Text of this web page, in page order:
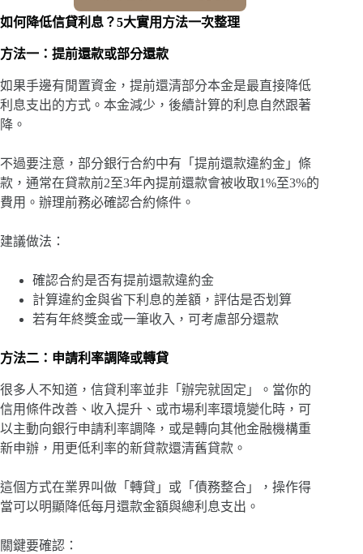
如何降低信貸利息？5大實用方法一次整理
方法一：提前還款或部分還款
如果手邊有閒置資金，提前還清部分本金是最直接降低
利息支出的方式。本金減少，後續計算的利息自然跟著
降。
不過要注意，部分銀行合約中有「提前還款違約金」條
款，通常在貸款前2至3年內提前還款會被收取1%至3%的
費用。辦理前務必確認合約條件。
建議做法：
確認合約是否有提前還款違約金
計算違約金與省下利息的差額，評估是否划算
若有年終獎金或一筆收入，可考慮部分還款
方法二：申請利率調降或轉貸
很多人不知道，信貸利率並非「辦完就固定」。當你的
信用條件改善、收入提升、或市場利率環境變化時，可
以主動向銀行申請利率調降，或是轉向其他金融機構重
新申辦，用更低利率的新貸款還清舊貸款。
這個方式在業界叫做「轉貸」或「債務整合」，操作得
當可以明顯降低每月還款金額與總利息支出。
關鍵要確認：